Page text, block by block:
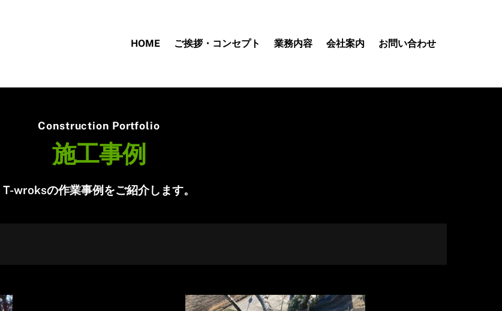
HOME ご挨拶・コンセプト 業務内容 会社案内 お問い合わせ
Construction Portfolio
施工事例
T-wroksの作業事例をご紹介します。